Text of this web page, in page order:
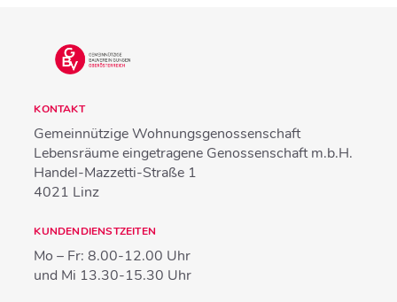
KONTAKT
Gemeinnützige Wohnungsgenossenschaft
Lebensräume eingetragene Genossenschaft m.b.H.
Handel-Mazzetti-Straße 1
4021 Linz
KUNDENDIENSTZEITEN
Mo – Fr: 8.00-12.00 Uhr
und Mi 13.30-15.30 Uhr